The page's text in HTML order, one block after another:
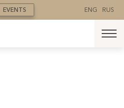
EVENTS ENG RUS